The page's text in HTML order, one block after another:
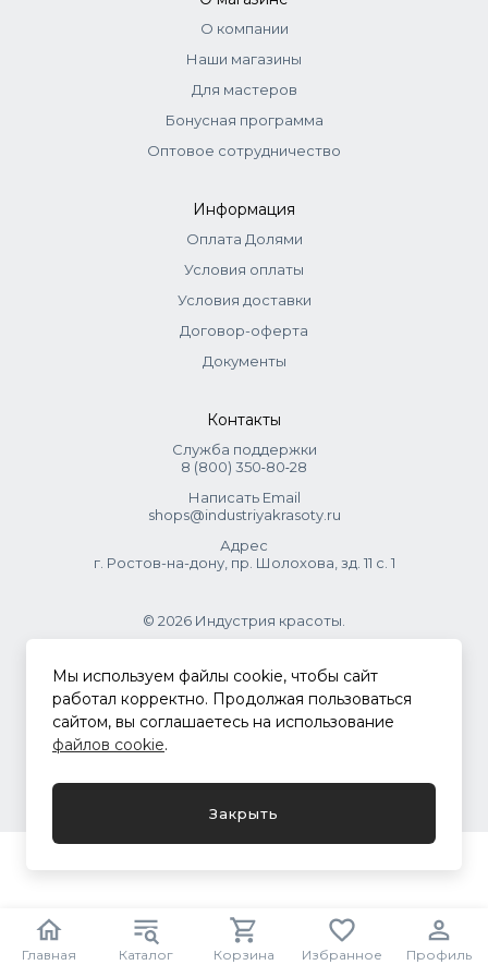
Главная Каталог Корзина Избранное Профиль
О компании
Наши магазины
Для мастеров
Бонусная программа
Оптовое сотрудничество
Информация
Оплата Долями
Условия оплаты
Условия доставки
Договор-оферта
Документы
Контакты
Служба поддержки
8 (800) 350‑80‑28
Написать Email
shops@industriyakrasoty.ru
Адрес
г. Ростов-на-дону, пр. Шолохова, зд. 11 с. 1
© 2026 Индустрия красоты.
.
Политика конфиденциальности
Мы используем файлы cookie, чтобы сайт
работал корректно. Продолжая пользоваться
сайтом, вы соглашаетесь на использование
файлов cookie.
Закрыть